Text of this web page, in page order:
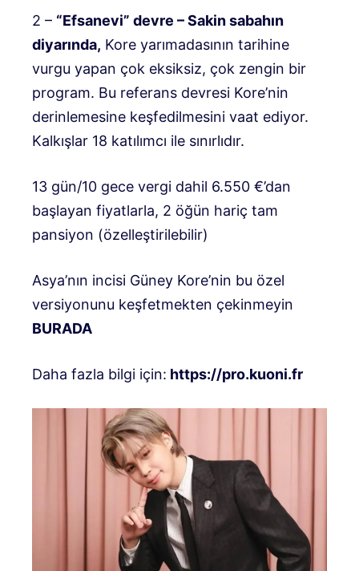
2 – “Efsanevi” devre – Sakin sabahın
diyarında, Kore yarımadasının tarihine
vurgu yapan çok eksiksiz, çok zengin bir
program. Bu referans devresi Kore’nin
derinlemesine keşfedilmesini vaat ediyor.
Kalkışlar 18 katılımcı ile sınırlıdır.
13 gün/10 gece vergi dahil 6.550 €’dan
başlayan fiyatlarla, 2 öğün hariç tam
pansiyon (özelleştirilebilir)
Asya’nın incisi Güney Kore’nin bu özel
versiyonunu keşfetmekten çekinmeyin
BURADA
Daha fazla bilgi için: https://pro.kuoni.fr